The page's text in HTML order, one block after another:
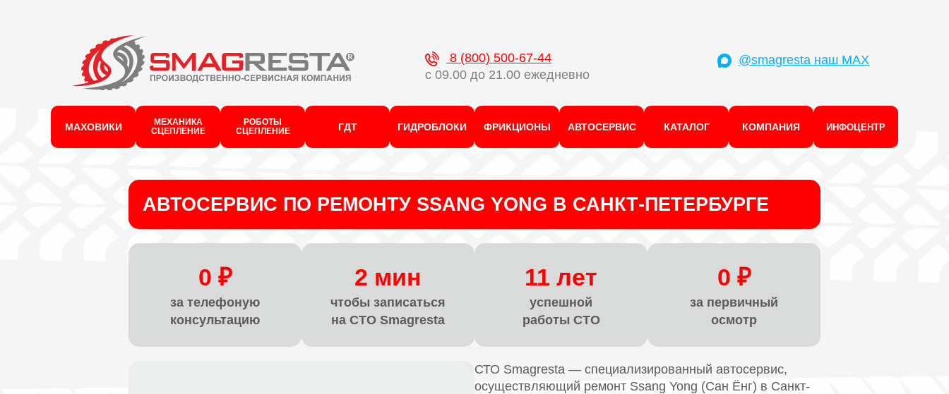
8 (800) 500-67-44
с 09.00 до 21.00 ежедневно
@smagresta наш MAX
МАХОВИКИ
МЕХАНИКА
СЦЕПЛЕНИЕ
РОБОТЫ
СЦЕПЛЕНИЕ
ГДТ ГИДРОБЛОКИ ФРИКЦИОНЫ АВТОСЕРВИС КАТАЛОГ КОМПАНИЯ ИНФОЦЕНТР
АВТОСЕРВИС ПО РЕМОНТУ SSANG YONG В САНКТ-ПЕТЕРБУРГЕ
0 ₽
за телефоную
консультацию
2 мин
чтобы записаться
на СТО Smagresta
11 лет
успешной
работы СТО
0 ₽
за первичный
осмотр
СТО Smagresta — специализированный автосервис,
осуществляющий ремонт Ssang Yong (Сан Ёнг) в Санкт-